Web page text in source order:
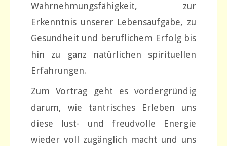
Wahrnehmungsfähigkeit, zur
Erkenntnis unserer Lebensaufgabe, zu
Gesundheit und beruflichem Erfolg bis
hin zu ganz natürlichen spirituellen
Erfahrungen.
Zum Vortrag geht es vordergründig
darum, wie tantrisches Erleben uns
diese lust- und freudvolle Energie
wieder voll zugänglich macht und uns